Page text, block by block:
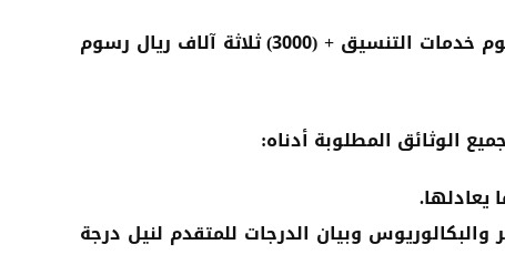
(5500) خمسة آلاف ريال وخمسمائة رسوم خدمات التنسيق + (3000) ثلاثة آلاف ريال رسوم
الوثائق المطلوبة أدناه:
يعادلها.
وبيان الدرجات للمتقدم لنيل درجة